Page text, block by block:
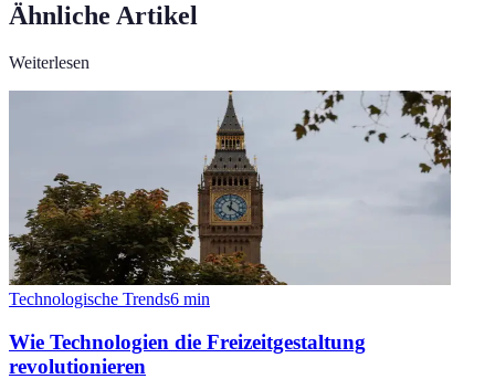
Ähnliche Artikel
Weiterlesen
Technologische Trends6 min
Wie Technologien die Freizeitgestaltung
revolutionieren